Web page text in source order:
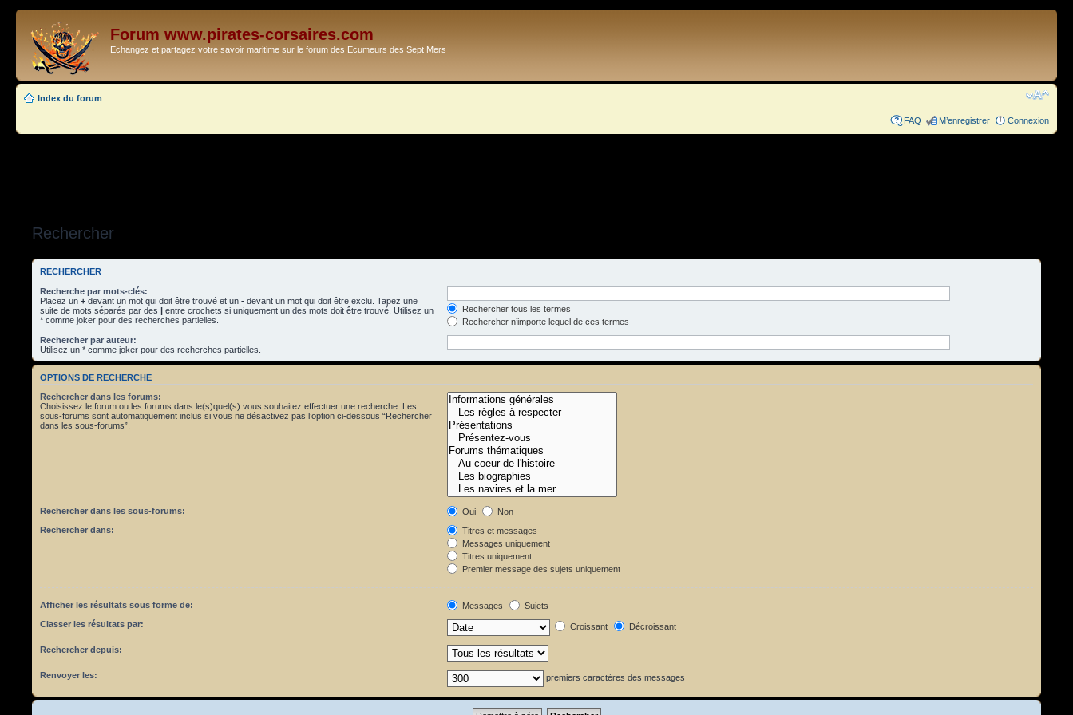
Forum www.pirates-corsaires.com
Echangez et partagez votre savoir maritime sur le forum des Ecumeurs des Sept Mers
Index du forum
FAQ M’enregistrer Connexion
Rechercher
RECHERCHER
Recherche par mots-clés:
Placez un + devant un mot qui doit être trouvé et un - devant un mot qui doit être exclu. Tapez une
suite de mots séparés par des | entre crochets si uniquement un des mots doit être trouvé. Utilisez un
* comme joker pour des recherches partielles.
Rechercher tous les termes
Rechercher n’importe lequel de ces termes
Rechercher par auteur:
Utilisez un * comme joker pour des recherches partielles.
OPTIONS DE RECHERCHE
Rechercher dans les forums:
Choisissez le forum ou les forums dans le(s)quel(s) vous souhaitez effectuer une recherche. Les
sous-forums sont automatiquement inclus si vous ne désactivez pas l’option ci-dessous “Rechercher
dans les sous-forums”.
Rechercher dans les sous-forums: Oui
Non
Rechercher dans:
Titres et messages
Messages uniquement
Titres uniquement
Premier message des sujets uniquement
Afficher les résultats sous forme de: Messages
Sujets
Classer les résultats par:
Croissant Décroissant
Rechercher depuis:
Renvoyer les: premiers caractères des messages